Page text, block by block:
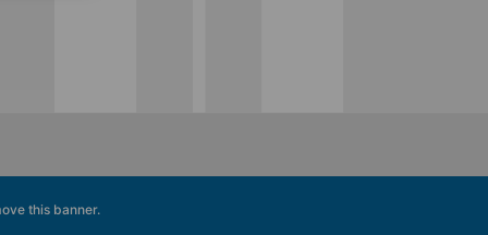
this banner.